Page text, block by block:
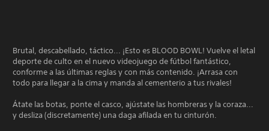
Brutal, descabellado, táctico... ¡Esto es BLOOD BOWL! Vuelve el letal
deporte de culto en el nuevo videojuego de fútbol fantástico,
conforme a las últimas reglas y con más contenido. ¡Arrasa con
todo para llegar a la cima y manda al cementerio a tus rivales!
Átate las botas, ponte el casco, ajústate las hombreras y la coraza...
y desliza (discretamente) una daga afilada en tu cinturón.